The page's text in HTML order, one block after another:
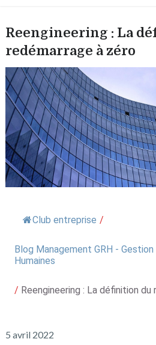
Reengineering : La
redémarrage à zéro
Club entreprise /
Blog Management GRH -
Humaines
/ Reengineering : La définition du
5 avril 2022